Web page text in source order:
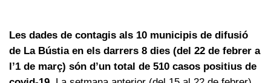
Les dades de contagis als 10 municipis de difusió
de La Bústia en els darrers 8 dies (del 22 de febrer a
l’1 de març) són d’un total de 510 casos positius de